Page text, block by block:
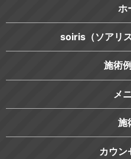
ホ
soiris（ソアリ
施術
メ
施
カウン